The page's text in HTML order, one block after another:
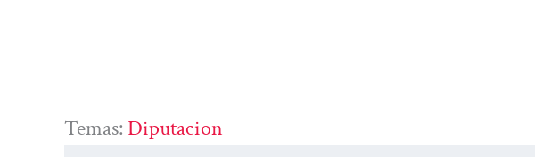
Temas: Diputacion